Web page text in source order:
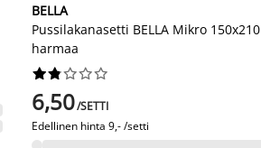
BELLA
Pussilakanasetti BELLA Mikro 150x210
harmaa






6,50/SETTI
Edellinen hinta 9,- /setti